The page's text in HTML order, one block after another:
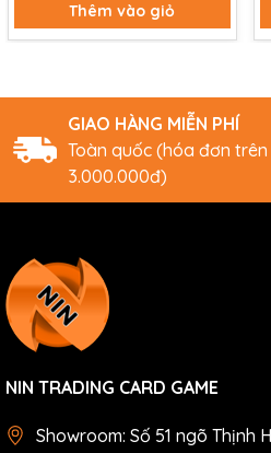
Thêm vào giỏ
GIAO HÀNG MIỄN PHÍ
Toàn quốc (hóa đơn trên
3.000.000đ)
NIN TRADING CARD GAME
Showroom: Số 51 ngõ Thịnh